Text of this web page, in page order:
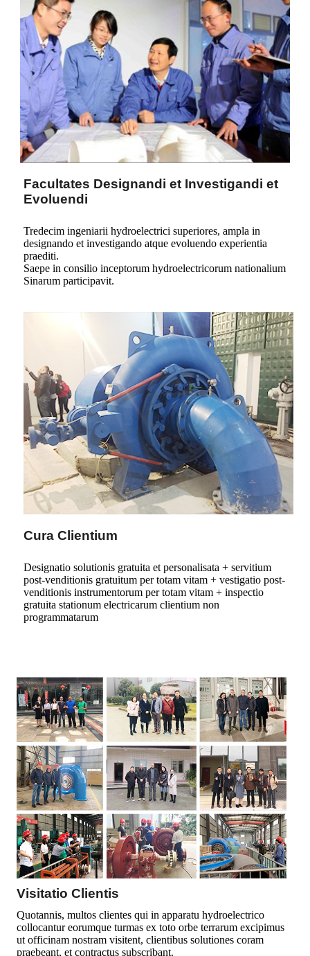
Facultates Designandi et Investigandi et
Evoluendi
Tredecim ingeniarii hydroelectrici superiores, ampla in
designando et investigando atque evoluendo experientia
praediti.
Saepe in consilio inceptorum hydroelectricorum nationalium
Sinarum participavit.
Cura Clientium
Designatio solutionis gratuita et personalisata + servitium
post-venditionis gratuitum per totam vitam + vestigatio post-
venditionis instrumentorum per totam vitam + inspectio
gratuita stationum electricarum clientium non
programmatarum
Visitatio Clientis
Quotannis, multos clientes qui in apparatu hydroelectrico
collocantur eorumque turmas ex toto orbe terrarum excipimus
ut officinam nostram visitent, clientibus solutiones coram
praebeant, et contractus subscribant.